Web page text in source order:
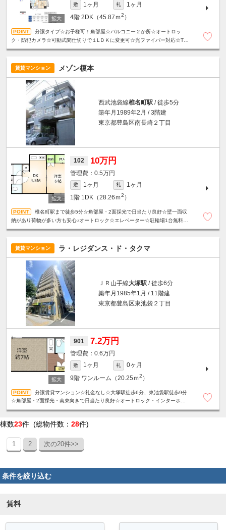
敷 1ヶ月 礼
1ヶ月
4階 2DK（45.87ｍ2 ）
分譲タイプ☆お子様可！角部屋☆バルコニー２か所☆オートロッ
ク・防犯カメラ☆可動式間仕切りで１LＤＫに変更可☆光ファイバー対応☆TV
賃貸マンション メゾン榎本
西武池袋線椎名町駅 / 徒歩5分
築年月1989年2月 / 3階建
東京都豊島区南長崎２丁目
102 10万円
0.5万円
敷 1ヶ月 礼
1ヶ月
1階 1DK（28.26ｍ2 ）
椎名町駅まで徒歩5分☆角部屋・2面採光で日当たり良好☆壁一面収
納があり荷物が多い方も安心♪オートロック☆エレベーター☆駐輪場1台無料☆
賃貸マンション ラ・レジダンス・ド・タクマ
ＪＲ山手線大塚駅 / 徒歩6分
築年月1985年1月 / 11階建
東京都豊島区東池袋２丁目
901 7.2万円
0.6万円
敷 1ヶ月 礼
0ヶ月
9階 ワンルーム（20.25ｍ2 ）
分譲賃貸マンション☆礼金なし☆大塚駅徒歩6分、東池袋駅徒歩9分
☆角部屋・2面採光・南東向きで日当たり良好☆オートロック・インターホン
棟数23件 (総物件数： 28件)
1 2 次の20件>>
条件を絞り込む
賃料